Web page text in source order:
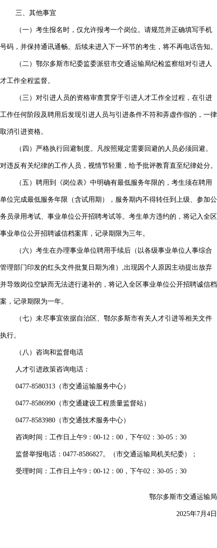
三、其他事宜
（一）考生报名时，仅允许报考一个岗位。请规范并正确填写手机
号码，并保持通讯通畅。后续未进入下一环节的考生，将不再电话告知。
（二）鄂尔多斯市纪委监委派驻市交通运输局纪检监察组对引进人
才工作全程监督。
（三）对引进人员的资格审查贯穿于引进人才工作全过程，在引进
工作任何阶段及聘用后发现引进人员与引进条件不符和弄虚作假的，一律
取消引进资格。
（四）严格执行回避制度。凡按照规定需要回避的人员必须回避。
对违反有关纪律的工作人员，视情节轻重，给予批评教育直至纪律处分。
（五）聘用到《岗位表》中明确有最低服务年限的，考生须在聘用
单位完成最低服务年限（含试用期），服务期内不得转任到上级、参加公
务员录用考试、事业单位公开招聘考试等。考生单方违约的，将记入全区
事业单位公开招聘诚信档案库，记录期限为三年。
（六）考生在办理事业单位聘用手续后（以各级事业单位人事综合
管理部门印发的红头文件批复日期为准）,出现因个人原因主动提出放弃
并导致岗位空缺而无法进行递补的，将记入全区事业单位公开招聘诚信档
案，记录期限为一年。
（七）未尽事宜依据自治区、鄂尔多斯市有关人才引进等相关文件
执行。
（八）咨询和监督电话
人才引进政策咨询电话：
0477-8580313（市交通运输服务中心）
0477-8586990（市交通建设工程质量监督站）
0477-8583980（市交通技术服务中心）
咨询时间：工作日上午9：00-12：00，下午02：30-05：30
监督举报电话：0477-8586827。（市交通运输局机关纪委）；
受理时间：工作日上午9：00-12：00，下午02：30-05：30
鄂尔多斯市交通运输局
2025年7月4日